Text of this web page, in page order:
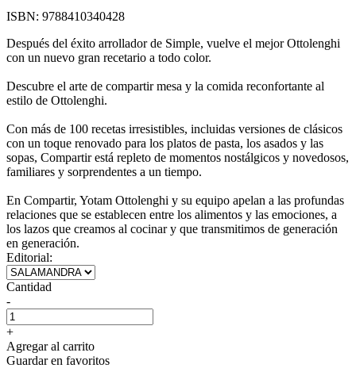
ISBN: 9788410340428
Después del éxito arrollador de Simple, vuelve el mejor Ottolenghi
con un nuevo gran recetario a todo color.
Descubre el arte de compartir mesa y la comida reconfortante al
estilo de Ottolenghi.
Con más de 100 recetas irresistibles, incluidas versiones de clásicos
con un toque renovado para los platos de pasta, los asados y las
sopas, Compartir está repleto de momentos nostálgicos y novedosos,
familiares y sorprendentes a un tiempo.
En Compartir, Yotam Ottolenghi y su equipo apelan a las profundas
relaciones que se establecen entre los alimentos y las emociones, a
los lazos que creamos al cocinar y que transmitimos de generación
en generación.
Editorial:
Cantidad
-
+
Agregar al carrito
Guardar en favoritos